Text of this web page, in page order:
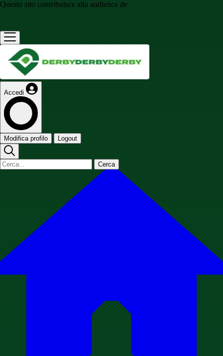
Questo sito contribuisce alla audience de
Accedi
Modifica profilo Logout
Cerca